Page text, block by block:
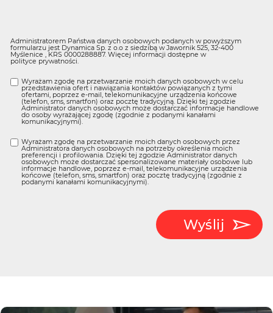
Administratorem Państwa danych osobowych podanych w powyższym
formularzu jest Dynamica Sp. z o.o z siedzibą w Jawornik 525, 32-400
Myślenice , KRS 0000288887. Więcej informacji dostępne w
polityce prywatności.
Wyrażam zgodę na przetwarzanie moich danych osobowych w celu
przedstawienia ofert i nawiązania kontaktów powiązanych z tymi
ofertami, poprzez e-mail, telekomunikacyjne urządzenia końcowe
(telefon, sms, smartfon) oraz pocztę tradycyjną. Dzięki tej zgodzie
Administrator danych osobowych może dostarczać informacje handlowe
do osoby wyrażającej zgodę (zgodnie z podanymi kanałami
komunikacyjnymi).
Wyrażam zgodę na przetwarzanie moich danych osobowych przez
Administratora danych osobowych na potrzeby określenia moich
preferencji i profilowania. Dzięki tej zgodzie Administrator danych
osobowych może dostarczać spersonalizowane materiały osobowe lub
informacje handlowe, poprzez e-mail, telekomunikacyjne urządzenia
końcowe (telefon, sms, smartfon) oraz pocztę tradycyjną (zgodnie z
podanymi kanałami komunikacyjnymi).
Wyślij